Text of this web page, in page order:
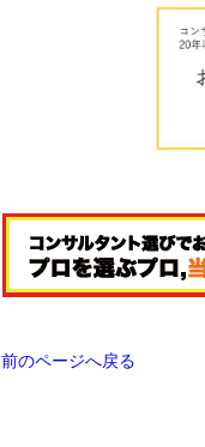
前のページへ戻る